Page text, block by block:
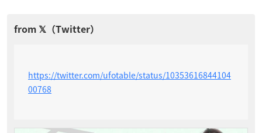
https://twitter.com/ufotable/status/10353616844104
00768